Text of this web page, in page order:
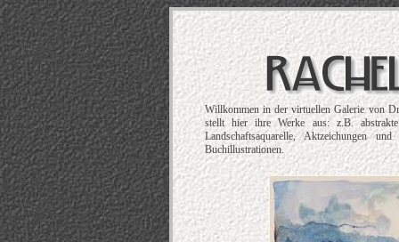
Willkommen in der virtuellen Galerie von
stellt hier ihre Werke aus: z.B.
Landschaftsaquarelle, Aktzeichungen
Buchillustrationen.